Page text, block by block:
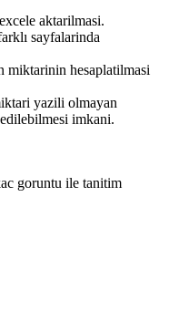
aktarilmasi.
sayfalarinda
miktarinin hesaplatilmasi
yazili olmayan
imkani.
goruntu ile tanitim